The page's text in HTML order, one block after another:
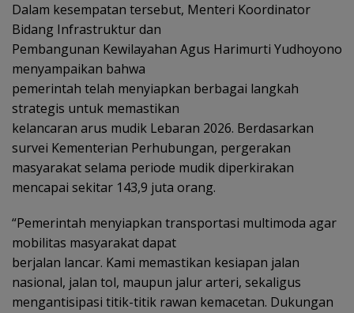
Dalam kesempatan tersebut, Menteri Koordinator
Bidang Infrastruktur dan
Pembangunan Kewilayahan Agus Harimurti Yudhoyono
menyampaikan bahwa
pemerintah telah menyiapkan berbagai langkah
strategis untuk memastikan
kelancaran arus mudik Lebaran 2026. Berdasarkan
survei Kementerian Perhubungan, pergerakan
masyarakat selama periode mudik diperkirakan
mencapai sekitar 143,9 juta orang.
“Pemerintah menyiapkan transportasi multimoda agar
mobilitas masyarakat dapat
berjalan lancar. Kami memastikan kesiapan jalan
nasional, jalan tol, maupun jalur arteri, sekaligus
mengantisipasi titik-titik rawan kemacetan. Dukungan